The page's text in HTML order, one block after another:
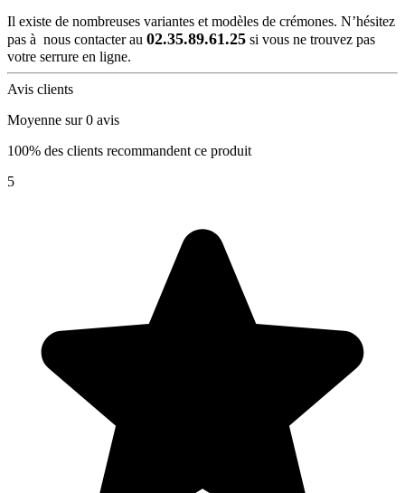
Il existe de nombreuses variantes et modèles de crémones. N’hésitez
pas à nous contacter au 02.35.89.61.25 si vous ne trouvez pas
votre serrure en ligne.
Avis clients
Moyenne sur 0 avis
100% des clients recommandent ce produit
5